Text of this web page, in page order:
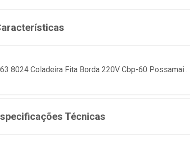
8024 Coladeira Fita Borda 220V Cbp-60 Possamai .
Técnicas